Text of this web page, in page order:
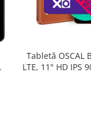
Tabletă OSCAL
LTE, 11" HD IPS